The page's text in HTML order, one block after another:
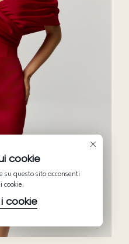
cookie
questo sito acconsenti
cookie.
cookie